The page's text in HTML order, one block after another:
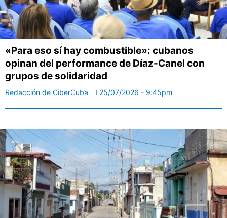
«Para eso sí hay combustible»: cubanos
opinan del performance de Díaz-Canel con
grupos de solidaridad
Redacción de CiberCuba 25/07/2026 - 9:45pm